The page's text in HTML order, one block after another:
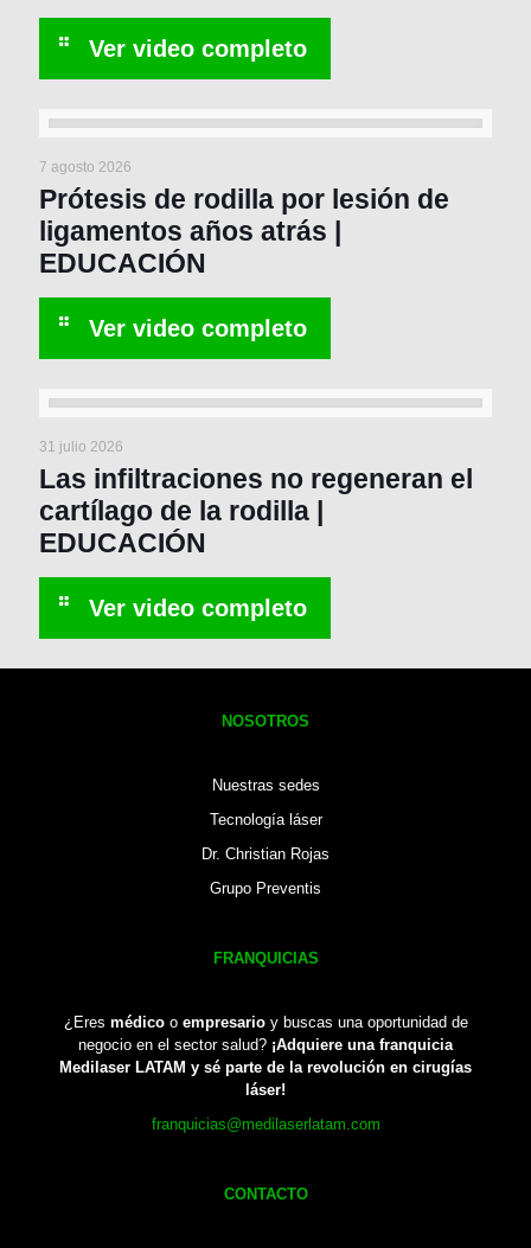
7 agosto 2026
Prótesis de rodilla por lesión de
ligamentos años atrás |
EDUCACIÓN
31 julio 2026
Las infiltraciones no regeneran el
cartílago de la rodilla |
EDUCACIÓN
NOSOTROS
Nuestras sedes
Tecnología láser
Dr. Christian Rojas
Grupo Preventis
FRANQUICIAS
¿Eres médicoo empresarioy buscas una oportunidad de
negocio en el sector salud? ¡Adquiere una franquicia
Medilaser LATAM y sé parte de la revolución en cirugías
láser!
franquicias@medilaserlatam.com
CONTACTO